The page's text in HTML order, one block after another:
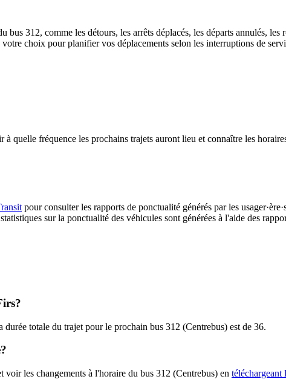
312, comme les détours, les arrêts déplacés, les départs annulés, les
choix pour planifier vos déplacements selon les interruptions de
quelle fréquence les prochains trajets auront lieu et connaître les
pour consulter les rapports de ponctualité générés par les
sur la ponctualité des véhicules sont générées à l'aide des
totale du trajet pour le prochain bus 312 (Centrebus) est de 36.
les changements à l'horaire du bus 312 (Centrebus) en téléchargeant